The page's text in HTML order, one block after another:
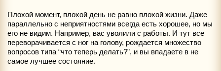
Плохой момент, плохой день не равно плохой жизни. Даже
параллельно с неприятностями всегда есть хорошее, но мы
его не видим. Например, вас уволили с работы. И тут все
переворачивается с ног на голову, рождается множество
вопросов типа “что теперь делать?”, и вы впадаете в не
самое лучшее состояние.